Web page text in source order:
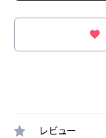
レビュー